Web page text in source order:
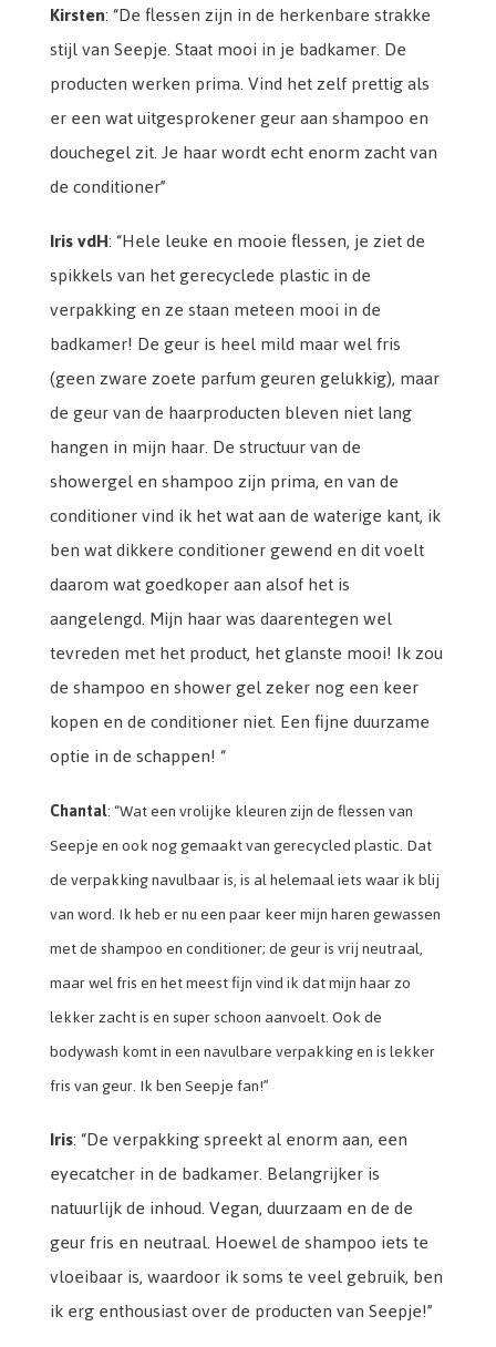
Kirsten: “De flessen zijn in de herkenbare strakke
stijl van Seepje. Staat mooi in je badkamer. De
producten werken prima. Vind het zelf prettig als
er een wat uitgesprokener geur aan shampoo en
douchegel zit. Je haar wordt echt enorm zacht van
de conditioner”
Iris vdH: “Hele leuke en mooie flessen, je ziet de
spikkels van het gerecyclede plastic in de
verpakking en ze staan meteen mooi in de
badkamer! De geur is heel mild maar wel fris
(geen zware zoete parfum geuren gelukkig), maar
de geur van de haarproducten bleven niet lang
hangen in mijn haar. De structuur van de
showergel en shampoo zijn prima, en van de
conditioner vind ik het wat aan de waterige kant, ik
ben wat dikkere conditioner gewend en dit voelt
daarom wat goedkoper aan alsof het is
aangelengd. Mijn haar was daarentegen wel
tevreden met het product, het glanste mooi! Ik zou
de shampoo en shower gel zeker nog een keer
kopen en de conditioner niet. Een fijne duurzame
optie in de schappen! “
Chantal: “Wat een vrolijke kleuren zijn de flessen van
Seepje en ook nog gemaakt van gerecycled plastic. Dat
de verpakking navulbaar is, is al helemaal iets waar ik blij
van word. Ik heb er nu een paar keer mijn haren gewassen
met de shampoo en conditioner; de geur is vrij neutraal,
maar wel fris en het meest fijn vind ik dat mijn haar zo
lekker zacht is en super schoon aanvoelt. Ook de
bodywash komt in een navulbare verpakking en is lekker
fris van geur. Ik ben Seepje fan!”
Iris: “De verpakking spreekt al enorm aan, een
eyecatcher in de badkamer. Belangrijker is
natuurlijk de inhoud. Vegan, duurzaam en de de
geur fris en neutraal. Hoewel de shampoo iets te
vloeibaar is, waardoor ik soms te veel gebruik, ben
ik erg enthousiast over de producten van Seepje!”